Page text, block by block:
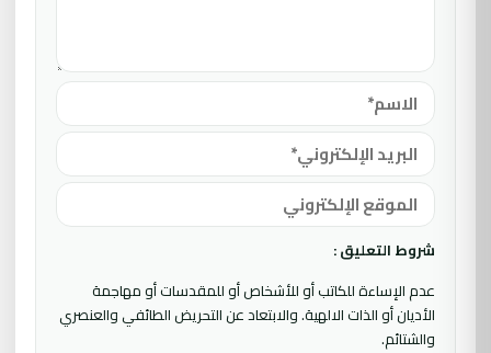
شروط التعليق :
عدم الإساءة للكاتب أو للأشخاص أو للمقدسات أو مهاجمة
الأديان أو الذات الالهية. والابتعاد عن التحريض الطائفي والعنصري
والشتائم.